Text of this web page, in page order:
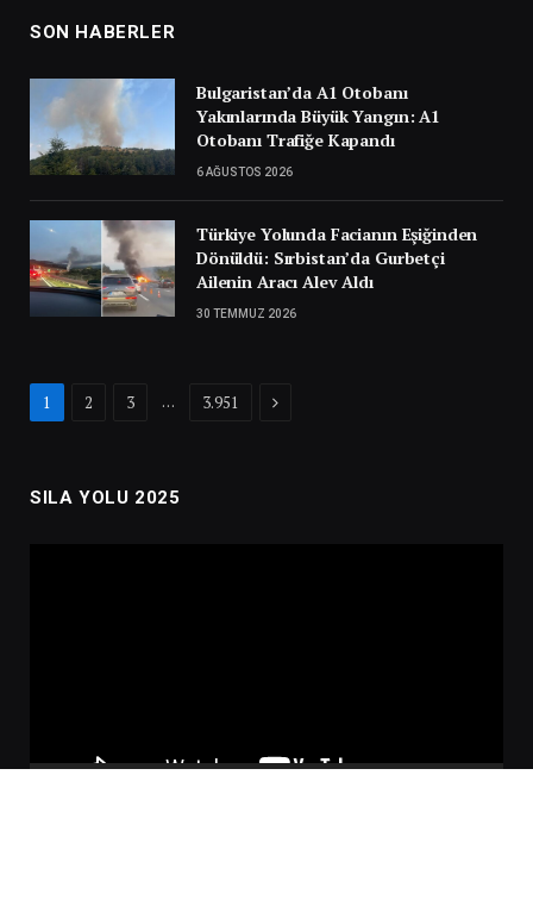
SON HABERLER
Bulgaristan’da A1 Otobanı
Yakınlarında Büyük Yangın: A1
Otobanı Trafiğe Kapandı
6 AĞUSTOS 2026
Türkiye Yolunda Facianın Eşiğinden
Dönüldü: Sırbistan’da Gurbetçi
Ailenin Aracı Alev Aldı
30 TEMMUZ 2026
1 2 3 … 3.951 Next
SILA YOLU 2025